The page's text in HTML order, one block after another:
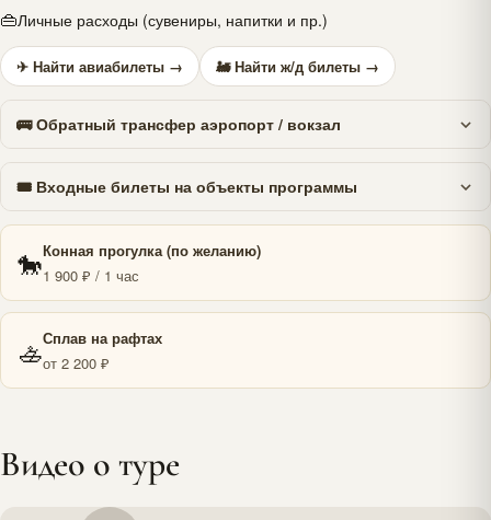
👜Личные расходы (сувениры, напитки и пр.)
✈ Найти авиабилеты → 🚂 Найти ж/д билеты →
🚌 Обратный трансфер аэропорт / вокзал
🎟 Входные билеты на объекты программы
🐎Конная прогулка (по желанию)
1 900 ₽ / 1 час
🚣Сплав на рафтах
от 2 200 ₽
Видео о туре